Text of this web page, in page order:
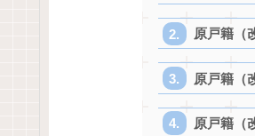
原戸籍（
原戸籍（
原戸籍（